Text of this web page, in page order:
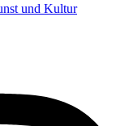
und Kultur